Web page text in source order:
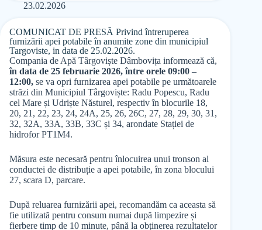
23.02.2026
COMUNICAT DE PRESĂ Privind întreruperea
furnizării apei potabile în anumite zone din municipiul
Targoviste, in data de 25.02.2026.
Compania de Apă Târgoviște Dâmbovița informează că,
în data de 25 februarie 2026, între orele 09:00 –
12:00, se va opri furnizarea apei potabile pe următoarele
străzi din Municipiul Târgoviște: Radu Popescu, Radu
cel Mare și Udriște Năsturel, respectiv în blocurile 18,
20, 21, 22, 23, 24, 24A, 25, 26, 26C, 27, 28, 29, 30, 31,
32, 32A, 33A, 33B, 33C și 34, arondate Stației de
hidrofor PT1M4.
Măsura este necesară pentru înlocuirea unui tronson al
conductei de distribuție a apei potabile, în zona blocului
27, scara D, parcare.
După reluarea furnizării apei, recomandăm ca aceasta să
fie utilizată pentru consum numai după limpezire și
fierbere timp de 10 minute, până la obținerea rezultatelor